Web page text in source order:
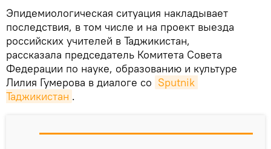
Эпидемиологическая ситуация накладывает
последствия, в том числе и на проект выезда
российских учителей в Таджикистан,
рассказала председатель Комитета Совета
Федерации по науке, образованию и культуре
Лилия Гумерова в диалоге со Sputnik
Таджикистан .